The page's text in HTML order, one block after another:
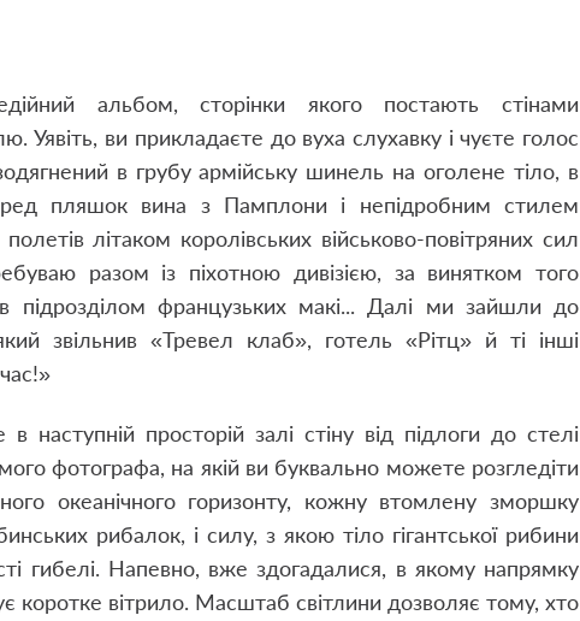
альбом, сторінки якого постають стінами
Уявіть, ви прикладаєте до вуха слухавку і чуєте голос
в грубу армійську шинель на оголене тіло, в
пляшок вина з Памплони і непідробним стилем
літаком королівських військово-повітряних сил
разом із піхотною дивізією, за винятком того
підрозділом французьких макі... Далі ми зайшли до
звільнив «Тревел клаб», готель «Рітц» й ті інші
просторій залі стіну від підлоги до стелі
фотографа, на якій ви буквально можете розгледіти
океанічного горизонту, кожну втомлену зморшку
рибалок, і силу, з якою тіло гігантської рибини
гибелі. Напевно, вже здогадалися, в якому напрямку
коротке вітрило. Масштаб світлини дозволяє тому, хто